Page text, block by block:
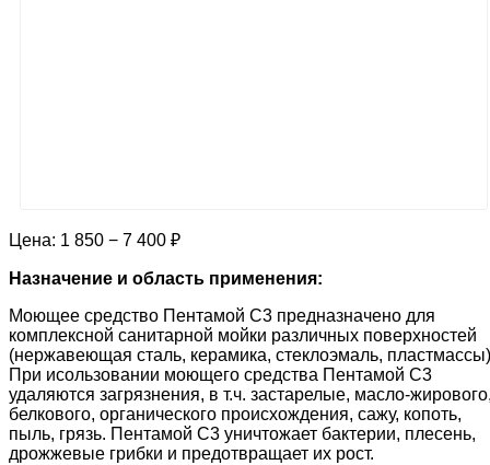
Цена: 1 850 − 7 400 ₽
Назначение и область применения:
Моющее средство Пентамой С3 предназначено для
комплексной санитарной мойки различных поверхностей
(нержавеющая сталь, керамика, стеклоэмаль,
При исользовании моющего средства Пентамой С3
удаляются загрязнения, в т.ч. застарелые, масло-
белкового, органического происхождения, сажу, копоть,
пыль, грязь. Пентамой С3 уничтожает бактерии, плесень,
дрожжевые грибки и предотвращает их рост.